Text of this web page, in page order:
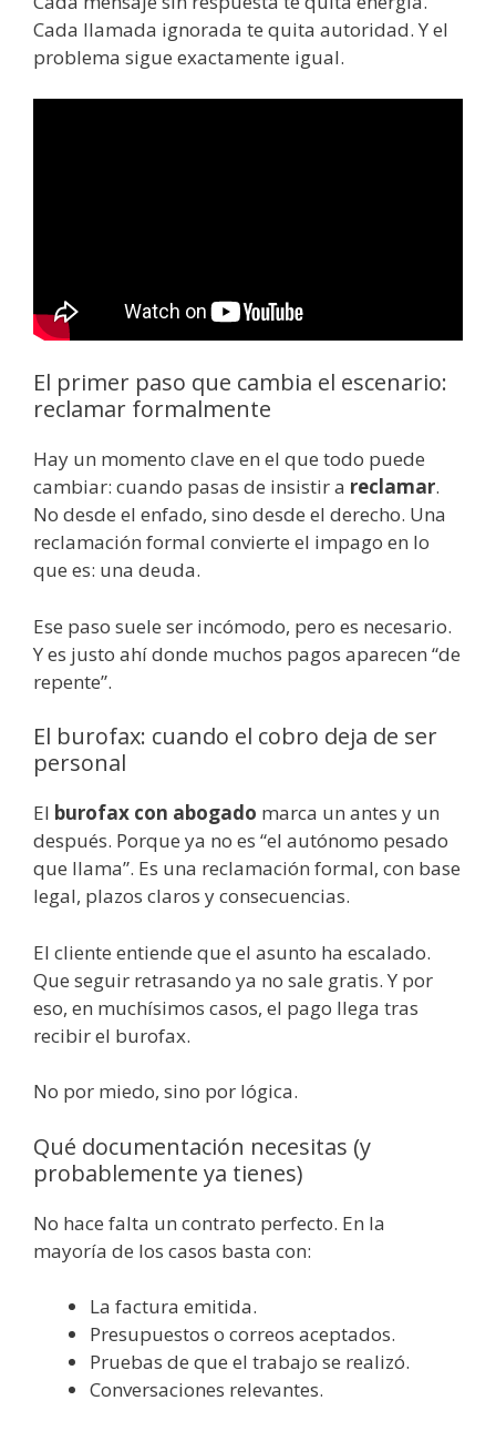
Cada llamada ignorada te quita autoridad. Y el
problema sigue exactamente igual.
El primer paso que cambia el escenario:
reclamar formalmente
Hay un momento clave en el que todo puede
cambiar: cuando pasas de insistir a reclamar.
No desde el enfado, sino desde el derecho. Una
reclamación formal convierte el impago en lo
que es: una deuda.
Ese paso suele ser incómodo, pero es necesario.
Y es justo ahí donde muchos pagos aparecen “de
repente”.
El burofax: cuando el cobro deja de ser
personal
El burofax con abogado marca un antes y un
después. Porque ya no es “el autónomo pesado
que llama”. Es una reclamación formal, con base
legal, plazos claros y consecuencias.
El cliente entiende que el asunto ha escalado.
Que seguir retrasando ya no sale gratis. Y por
eso, en muchísimos casos, el pago llega tras
recibir el burofax.
No por miedo, sino por lógica.
Qué documentación necesitas (y
probablemente ya tienes)
No hace falta un contrato perfecto. En la
mayoría de los casos basta con:
La factura emitida.
Presupuestos o correos aceptados.
Pruebas de que el trabajo se realizó.
Conversaciones relevantes.